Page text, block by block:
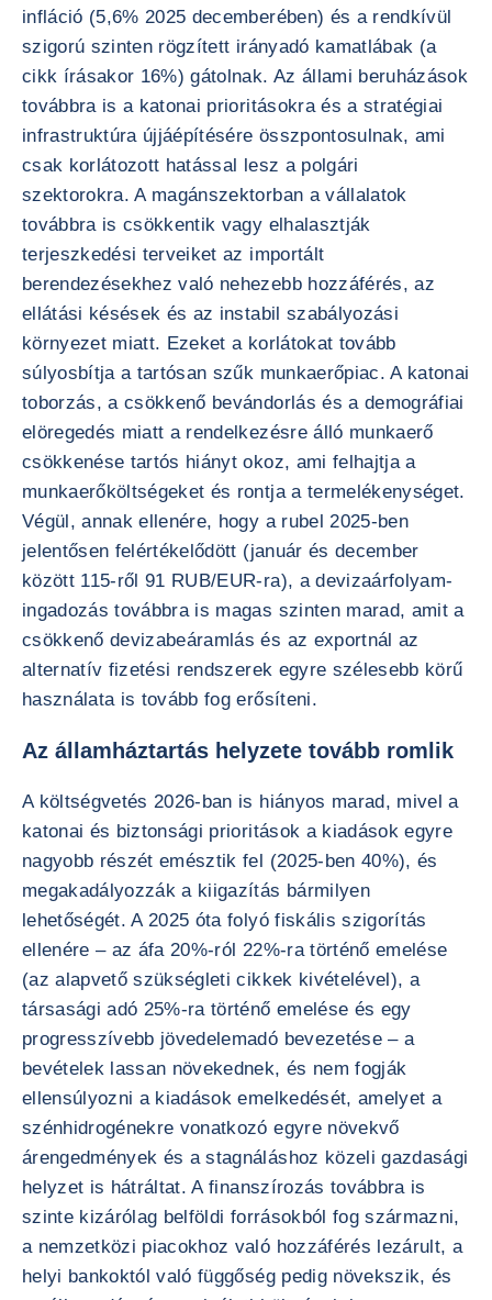
infláció (5,6% 2025 decemberében) és a rendkívül
szigorú szinten rögzített irányadó kamatlábak (a
cikk írásakor 16%) gátolnak. Az állami beruházások
továbbra is a katonai prioritásokra és a stratégiai
infrastruktúra újjáépítésére összpontosulnak, ami
csak korlátozott hatással lesz a polgári
szektorokra. A magánszektorban a vállalatok
továbbra is csökkentik vagy elhalasztják
terjeszkedési terveiket az importált
berendezésekhez való nehezebb hozzáférés, az
ellátási késések és az instabil szabályozási
környezet miatt. Ezeket a korlátokat tovább
súlyosbítja a tartósan szűk munkaerőpiac. A katonai
toborzás, a csökkenő bevándorlás és a demográfiai
elöregedés miatt a rendelkezésre álló munkaerő
csökkenése tartós hiányt okoz, ami felhajtja a
munkaerőköltségeket és rontja a termelékenységet.
Végül, annak ellenére, hogy a rubel 2025-ben
jelentősen felértékelődött (január és december
között 115-ről 91 RUB/EUR-ra), a devizaárfolyam-
ingadozás továbbra is magas szinten marad, amit a
csökkenő devizabeáramlás és az exportnál az
alternatív fizetési rendszerek egyre szélesebb körű
használata is tovább fog erősíteni.
Az államháztartás helyzete tovább romlik
A költségvetés 2026-ban is hiányos marad, mivel a
katonai és biztonsági prioritások a kiadások egyre
nagyobb részét emésztik fel (2025-ben 40%), és
megakadályozzák a kiigazítás bármilyen
lehetőségét. A 2025 óta folyó fiskális szigorítás
ellenére – az áfa 20%-ról 22%-ra történő emelése
(az alapvető szükségleti cikkek kivételével), a
társasági adó 25%-ra történő emelése és egy
progresszívebb jövedelemadó bevezetése – a
bevételek lassan növekednek, és nem fogják
ellensúlyozni a kiadások emelkedését, amelyet a
szénhidrogénekre vonatkozó egyre növekvő
árengedmények és a stagnáláshoz közeli gazdasági
helyzet is hátráltat. A finanszírozás továbbra is
szinte kizárólag belföldi forrásokból fog származni,
a nemzetközi piacokhoz való hozzáférés lezárult, a
helyi bankoktól való függőség pedig növekszik, és